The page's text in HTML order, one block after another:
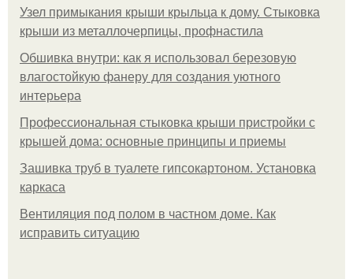
Узел примыкания крыши крыльца к дому. Стыковка
крыши из металлочерпицы, профнастила
Обшивка внутри: как я использовал березовую
влагостойкую фанеру для создания уютного
интерьера
Профессиональная стыковка крыши пристройки с
крышей дома: основные принципы и приемы
Зашивка труб в туалете гипсокартоном. Установка
каркаса
Вентиляция под полом в частном доме. Как
исправить ситуацию